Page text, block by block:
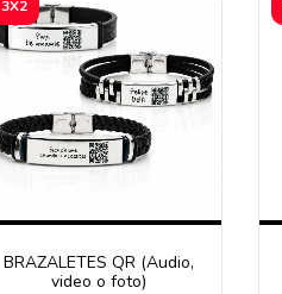
3X2
BRAZALETES QR (Audio,
video o foto)